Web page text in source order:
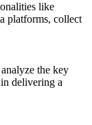
like
platforms, collect
the key
delivering a